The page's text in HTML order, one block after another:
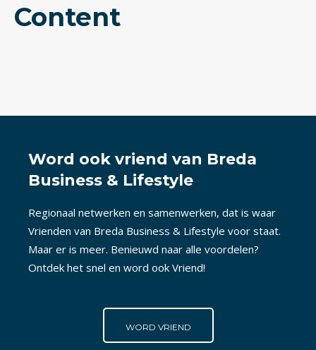
Content
Word ook vriend van Breda
Business & Lifestyle
Regionaal netwerken en samenwerken, dat is waar
Vrienden van Breda Business & Lifestyle voor staat.
Maar er is meer. Benieuwd naar alle voordelen?
Ontdek het snel en word ook Vriend!
WORD VRIEND